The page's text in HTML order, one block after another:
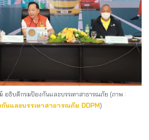
อธิบดีกรมป้องกันและบรรเทาสาธารณภัย (ภาพ :
นและบรรเทาสาธารณภัย DDPM)